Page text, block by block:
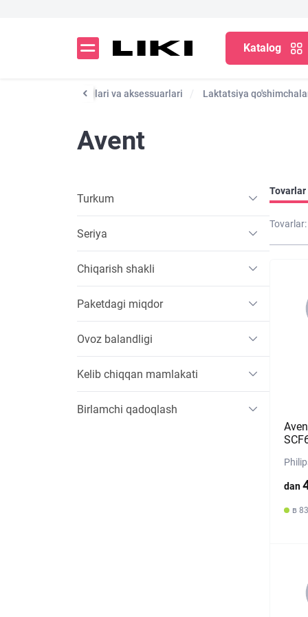
Katalog
Ko'krak nasoslari va aksessuarlari Laktatsiya
Avent
Turkum
Seriya
Chiqarish shakli
Paketdagi miqdor
Ovoz balandligi
Kelib chiqqan mamlakati
Birlamchi qadoqlash
Tovarlar
Tovarlar:
dan
в